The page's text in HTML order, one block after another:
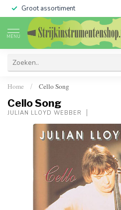
Groot assortiment
MENU
Home / Cello Song
Cello Song
JULIAN LLOYD WEBBER